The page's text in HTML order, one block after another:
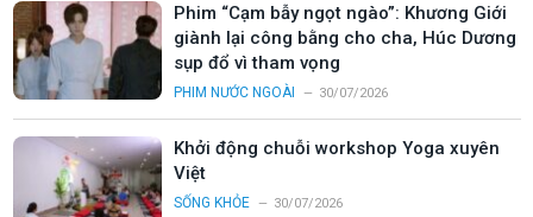
Phim “Cạm bẫy ngọt ngào”: Khương Giới
giành lại công bằng cho cha, Húc Dương
sụp đổ vì tham vọng
PHIM NƯỚC NGOÀI 30/07/2026
Khởi động chuỗi workshop Yoga xuyên
Việt
SỐNG KHỎE 30/07/2026